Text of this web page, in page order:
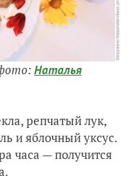
Наталья
репчатый лук,
и яблочный уксус.
часа — получится